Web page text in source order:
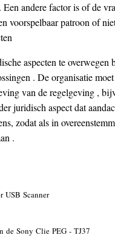
Een andere factor is of de
voorspelbaar patroon of
aspecten te overwegen
. De organisatie
van de regelgeving ,
juridisch aspect dat
zodat als in
.
USB Scanner
de Sony Clie PEG - TJ37